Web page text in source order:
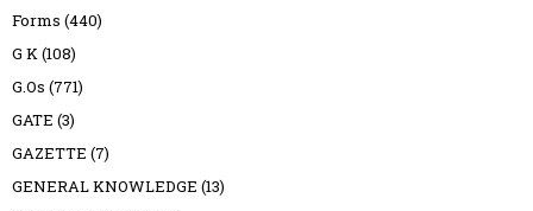
Forms (440)
G K(108)
G.Os (771)
GATE (3)
GAZETTE (7)
GENERAL KNOWLEDGE (13)